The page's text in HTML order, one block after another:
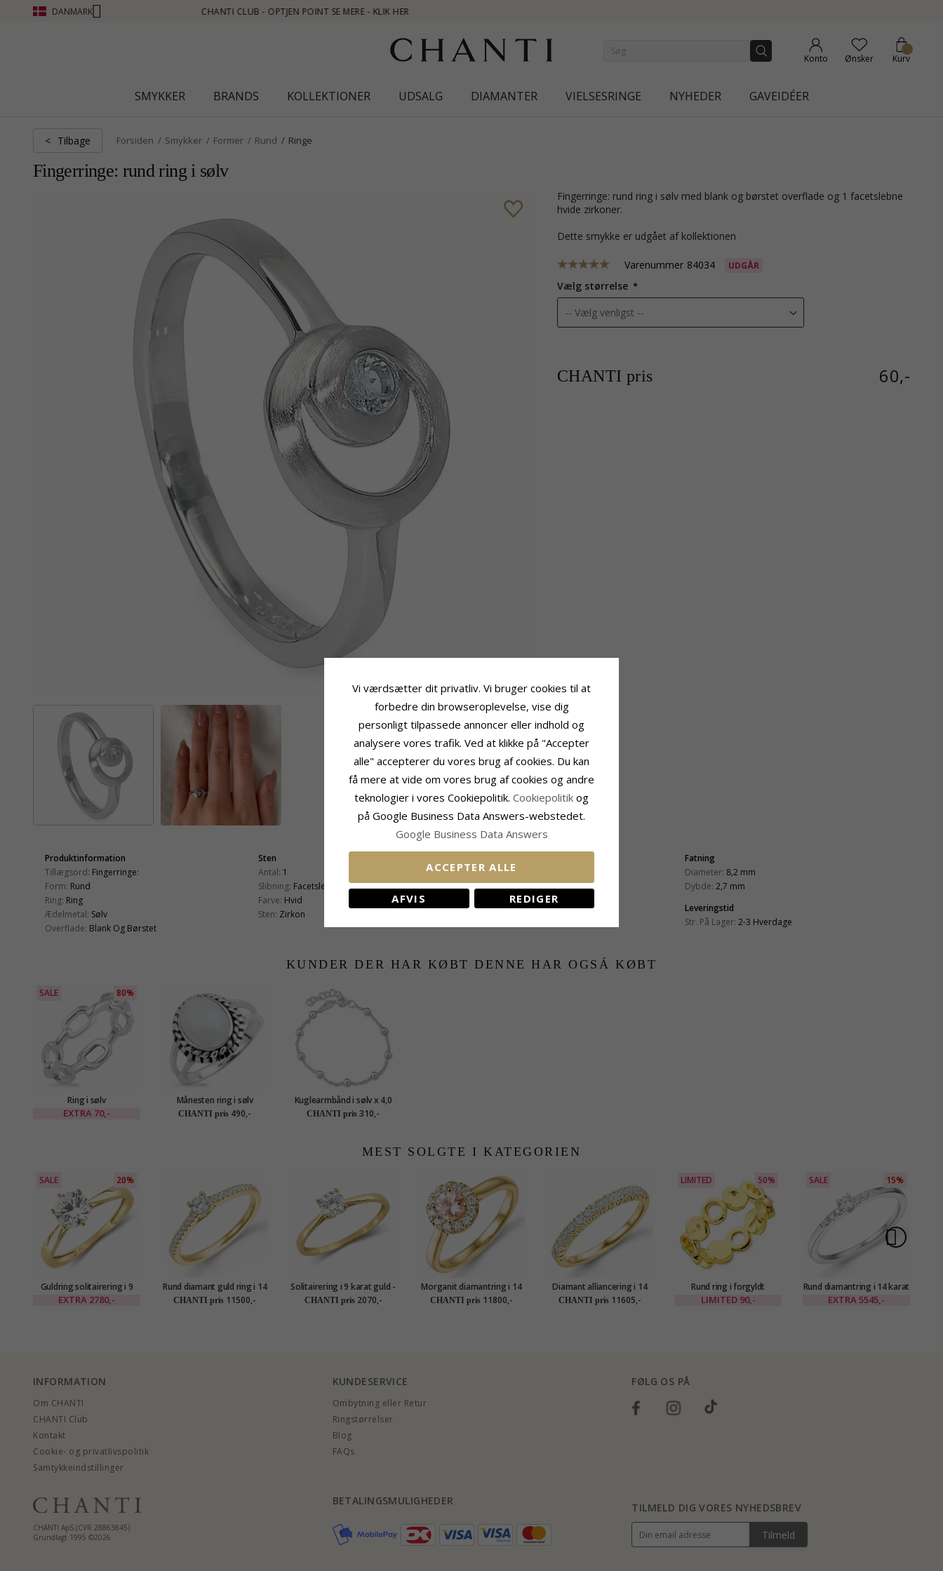
DANMARK
SE MERE - KLIK HER
Konto Ønsker Kurv
SMYKKER BRANDS KOLLEKTIONER UDSALG DIAMANTER VIELSESRINGE NYHEDER GAVEIDÉER
< Tilbage Forsiden Smykker Former Rund Ringe
Fingerringe: rund ring i sølv
Fingerringe: rund ring i sølv med blank og børstet overflade og 1 facetslebne
hvide zirkoner.
Dette smykke er udgået af kollektionen
Varenummer 84034 UDGÅR
Vælg størrelse
CHANTI pris 60,-
Produktinformation
Tillægsord: Fingerringe:
Form: Rund
Ring: Ring
Ædelmetal: Sølv
Overflade: Blank Og Børstet
Sten
Antal: 1
Slibning: Facetsleben
Farve: Hvid
Sten: Zirkon
Bredde Top:
Bredde Bund:2,1 mm
Tykkelse Top:1,5 mm
Fatning
Diameter: 8,2 mm
Dybde: 2,7 mm
Leveringstid
Str. På Lager: 2-3 Hverdage
KUNDER DER HAR KØBT DENNE HAR OGSÁ KØBT
SALE 80%
Ring i sølv
EXTRA 70,-
Månesten ring i sølv
CHANTI pris 490,-
Kuglearmbånd i sølv x 4,0
mm
CHANTI pris 310,-
MEST SOLGTE I KATEGORIEN
SALE 20%
Guldring solitairering i 9
karat guld - Gold Collection
EXTRA 2780,-
Rund diamant guld ring i 14
karat guld 0,15 ct 0,1 ct
CHANTI pris 11500,-
Solitairering i 9 karat guld -
Gold Collection
CHANTI pris 2070,-
Morganit diamantring i 14
karat guld 0,43 ct 0,22 ct
CHANTI pris 11800,-
Diamant alliancering i 14
karat guld 0,40 ct
CHANTI pris 11605,-
LIMITED 50%
Rund ring i forgyldt
messing - Eliné
LIMITED 90,-
SALE 15%
Rund diamantring i 14 karat
hvidguld 0,08 ct 0,06 ct
EXTRA5545,-
INFORMATION
Om CHANTI
CHANTI Club
Kontakt
Cookie- og privatlivspolitik
Samtykkeindstillinger
KUNDESERVICE
Ombytning eller Retur
Ringstørrelser
Blog
FAQs
FØLG OS PÅ
CHANTI ApS (CVR 28863845)
Grundlagt 1995 ©2026
BETALINGSMULIGHEDER
TILMELD DIG VORES NYHEDSBREV
Tilmeld
Vi værdsætter dit privatliv. Vi bruger cookies til at
forbedre din browseroplevelse, vise dig
personligt tilpassede annoncer eller indhold og
analysere vores trafik. Ved at klikke på "Accepter
alle" accepterer du vores brug af cookies. Du kan
få mere at vide om vores brug af cookies og andre
teknologier i vores Cookiepolitik. Cookiepolitik og
på Google Business Data Answers-webstedet.
Google Business Data Answers
ACCEPTER ALLE
AFVIS REDIGER